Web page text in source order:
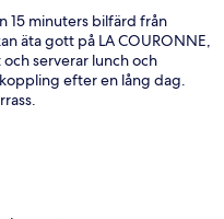
15 minuters bilfärd från
äta gott på LA COURONNE,
serverar lunch och
efter en lång dag.